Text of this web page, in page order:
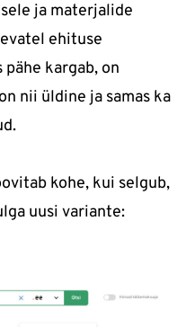
ja materjalide
ehituse
kargab, on
nii üldine ja samas ka
kohe, kui selgub,
uusi variante: